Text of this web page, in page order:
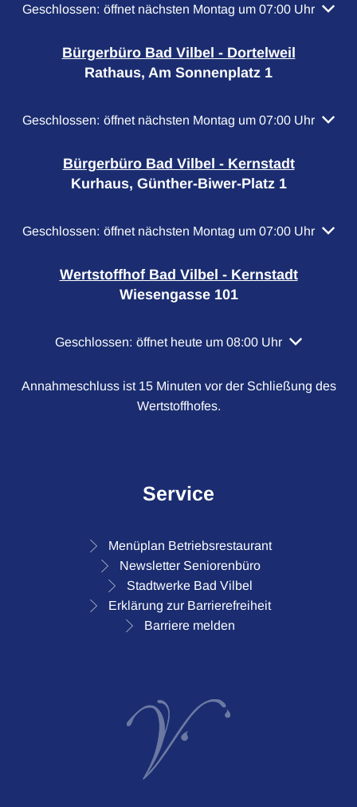
Klicken, um weitere Öffnungs- oder Schließzeiten
Geschlossen: öffnet nächsten Montag um 07:00 Uhr
Bürgerbüro Bad Vilbel - Dortelweil
Rathaus, Am Sonnenplatz 1
Klicken, um weitere Öffnungs- oder Schließzeiten
Geschlossen: öffnet nächsten Montag um 07:00 Uhr
Bürgerbüro Bad Vilbel - Kernstadt
Kurhaus, Günther-Biwer-Platz 1
Klicken, um weitere Öffnungs- oder Schließzeiten
Geschlossen: öffnet nächsten Montag um 07:00 Uhr
Wertstoffhof Bad Vilbel - Kernstadt
Wiesengasse 101
Klicken, um weitere Öffnungs- oder Schließzeiten
Geschlossen: öffnet heute um 08:00 Uhr
Annahmeschluss ist 15 Minuten vor der Schließung des
Wertstoffhofes.
Service
Menüplan Betriebsrestaurant
Newsletter Seniorenbüro
Stadtwerke Bad Vilbel
Erklärung zur Barrierefreiheit
Barriere melden